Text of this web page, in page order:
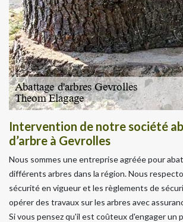
Intervention de notre société
d’arbre à Gevrolles
Nous sommes une entreprise agréée pour
différents arbres dans la région. Nous
sécurité en vigueur et les règlements de
opérer des travaux sur les arbres avec
Si vous pensez qu'il est coûteux d'engager un